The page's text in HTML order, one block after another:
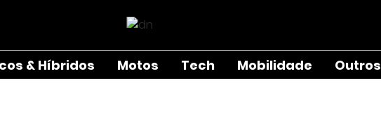
& Híbridos Motos Tech Mobilidade Outros